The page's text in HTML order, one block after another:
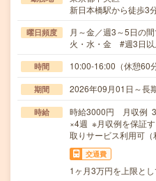
新日本橋駅から徒歩3
曜日頻度
月～金／週3～5日の
火・水・金 #週3日以
時間 10:00-16:00（休憩60
期間 2026年09月01日～
時給
時給3000円 月収例
×4週 ※月収例を保証
取りサービス利用可（
交通費
1ヶ月3万円を上限と